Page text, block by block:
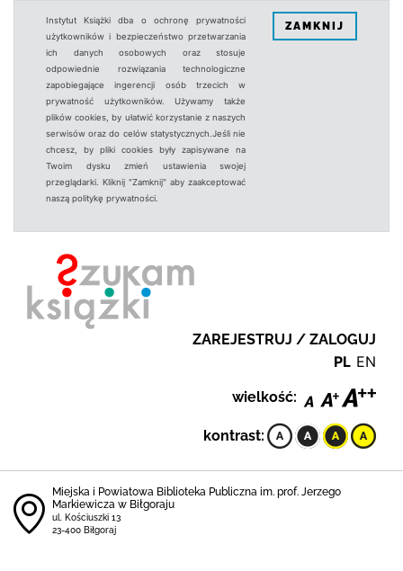
Instytut Książki dba o ochronę prywatności
użytkowników i bezpieczeństwo przetwarzania
ich danych osobowych oraz stosuje
odpowiednie rozwiązania technologiczne
zapobiegające ingerencji osób trzecich w
prywatność użytkowników. Używamy także
plików cookies, by ułatwić korzystanie z naszych
serwisów oraz do celów statystycznych.Jeśli nie
chcesz, by pliki cookies były zapisywane na
Twoim dysku zmień ustawienia swojej
przeglądarki. Kliknij "Zamknij" aby zaakceptować
naszą politykę prywatności.
ZAMKNIJ
ZAREJESTRUJ / ZALOGUJ
PL EN
wielkość:
kontrast:
Miejska i Powiatowa Biblioteka Publiczna im. prof. Jerzego
Markiewicza w Biłgoraju
ul. Kościuszki 13
23-400 Biłgoraj